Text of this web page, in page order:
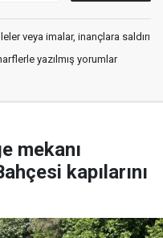
veya imalar, inançlara saldırı
yazılmış yorumlar
mekanı
kapılarını